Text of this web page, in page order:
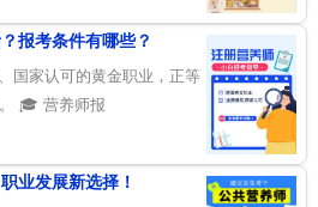
报考条件有哪些？
国家认可的黄金职业，正等
🎓 营养师报
业发展新选择！